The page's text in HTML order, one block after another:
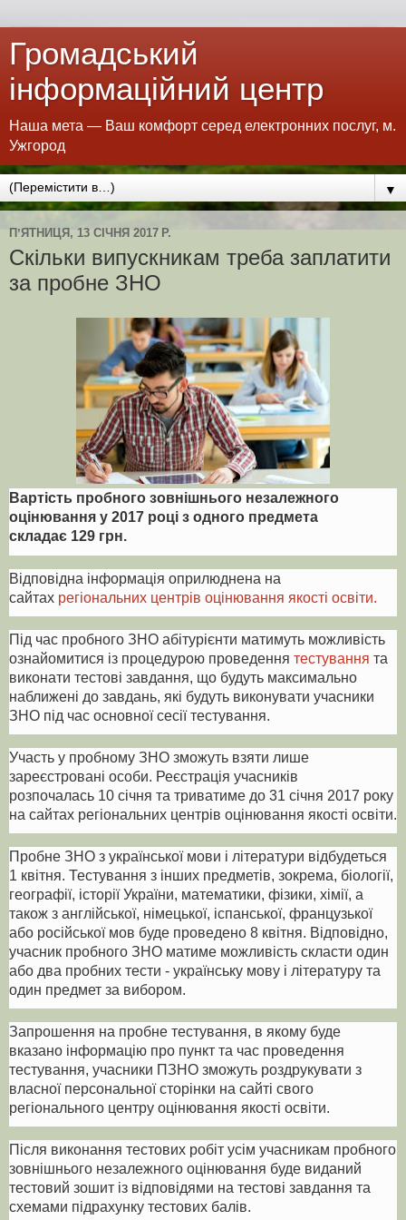
Громадський
інформаційний центр
Наша мета — Ваш комфорт серед електронних послуг, м.
Ужгород
▼
ПʼЯТНИЦЯ, 13 СІЧНЯ 2017 Р.
Скільки випускникам треба заплатити
за пробне ЗНО
Вартість пробного зовнішнього незалежного
оцінювання у 2017 році з одного предмета
складає 129 грн.
Відповідна інформація оприлюднена на
сайтах регіональних центрів оцінювання якості освіти.
Під час пробного ЗНО абітурієнти матимуть можливість
ознайомитися із процедурою проведення тестування та
виконати тестові завдання, що будуть максимально
наближені до завдань, які будуть виконувати учасники
ЗНО під час основної сесії тестування.
Участь у пробному ЗНО зможуть взяти лише
зареєстровані особи. Реєстрація учасників
розпочалась 10 січня та триватиме до 31 січня 2017 року
на сайтах регіональних центрів оцінювання якості освіти.
Пробне ЗНО з української мови і літератури відбудеться
1 квітня. Тестування з інших предметів, зокрема, біології,
географії, історії України, математики, фізики, хімії, а
також з англійської, німецької, іспанської, французької
або російської мов буде проведено 8 квітня. Відповідно,
учасник пробного ЗНО матиме можливість скласти один
або два пробних тести - українську мову і літературу та
один предмет за вибором.
Запрошення на пробне тестування, в якому буде
вказано інформацію про пункт та час проведення
тестування, учасники ПЗНО зможуть роздрукувати з
власної персональної сторінки на сайті свого
регіонального центру оцінювання якості освіти.
Після виконання тестових робіт усім учасникам пробного
зовнішнього незалежного оцінювання буде виданий
тестовий зошит із відповідями на тестові завдання та
схемами підрахунку тестових балів.